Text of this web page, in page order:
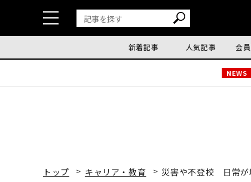
新着記事 人気記事 会
NEWS
トップ キャリア・教育 災害や不登校 日常が